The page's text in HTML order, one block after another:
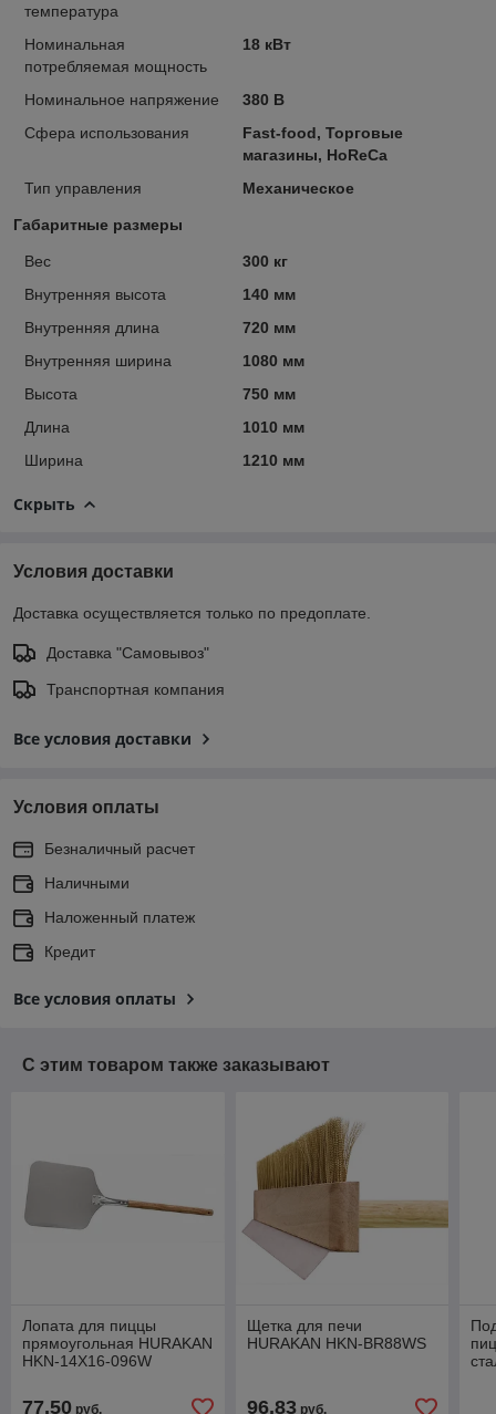
температура
Номинальная
потребляемая мощность
18 кВт
Номинальное напряжение
380 В
Сфера использования
Fast-food, Торговые
магазины, HoReCa
Тип управления
Механическое
Габаритные размеры
Вес
300 кг
Внутренняя высота
140 мм
Внутренняя длина
720 мм
Внутренняя ширина
1080 мм
Высота
750 мм
Длина
1010 мм
Ширина
1210 мм
Скрыть
Условия доставки
Доставка осуществляется только по предоплате.
Доставка "Самовывоз"
Транспортная компания
Все условия доставки
Условия оплаты
Безналичный расчет
Наличными
Наложенный платеж
Кредит
Все условия оплаты
С этим товаром также заказывают
Лопата для пиццы
прямоугольная HURAKAN
HKN-14X16-096W
77,50 руб.
Щетка для печи
HURAKAN HKN-BR88WS
96,83руб.